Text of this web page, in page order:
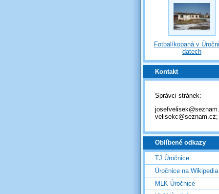
Fotbal/kopaná v
datech
Kontakt
Správci stránek:
velisekc@seznam.cz;
Oblíbené odkazy
TJ Úročnice
Úročnice na Wikipedia
MLK Úročnice